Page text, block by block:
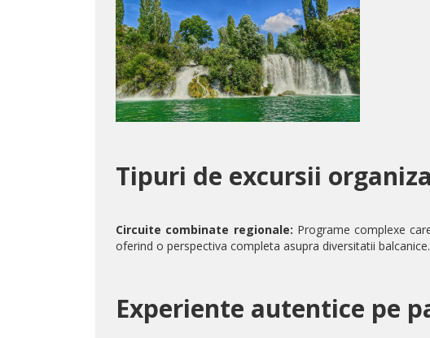
Tipuri de excursii
Circuite combinate regionale: Programe complexe
oferind o perspectiva completa asupra diversitatii
Experiente autentice pe